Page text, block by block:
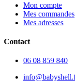
Mon compte
Mes commandes
Mes adresses
Contact
06 08 859 840